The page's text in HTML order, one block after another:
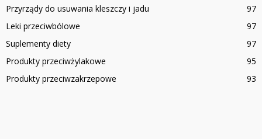
Przyrządy do usuwania kleszczy i jadu
97
Leki przeciwbólowe
97
Suplementy diety
97
Produkty przeciwżylakowe
95
Produkty przeciwzakrzepowe
93